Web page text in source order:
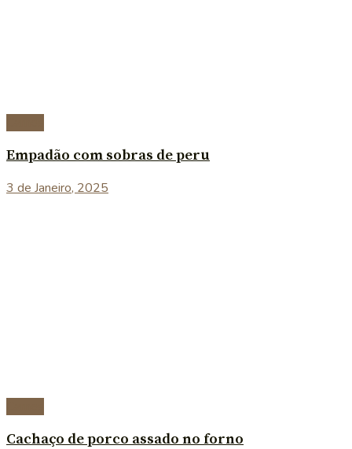
Empadão com sobras de peru
3 de Janeiro, 2025
Cachaço de porco assado no forno